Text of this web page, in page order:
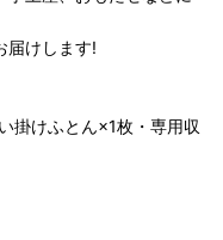
届けします!
掛けふとん×1枚・専用収